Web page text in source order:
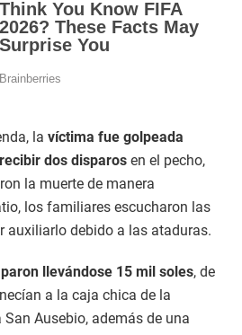
la víctima fue golpeada
dos disparos en el pecho,
la muerte de manera
los familiares escucharon las
auxiliarlo debido a las ataduras.
llevándose 15 mil soles, de
a la caja chica de la
Ausebio, además de una